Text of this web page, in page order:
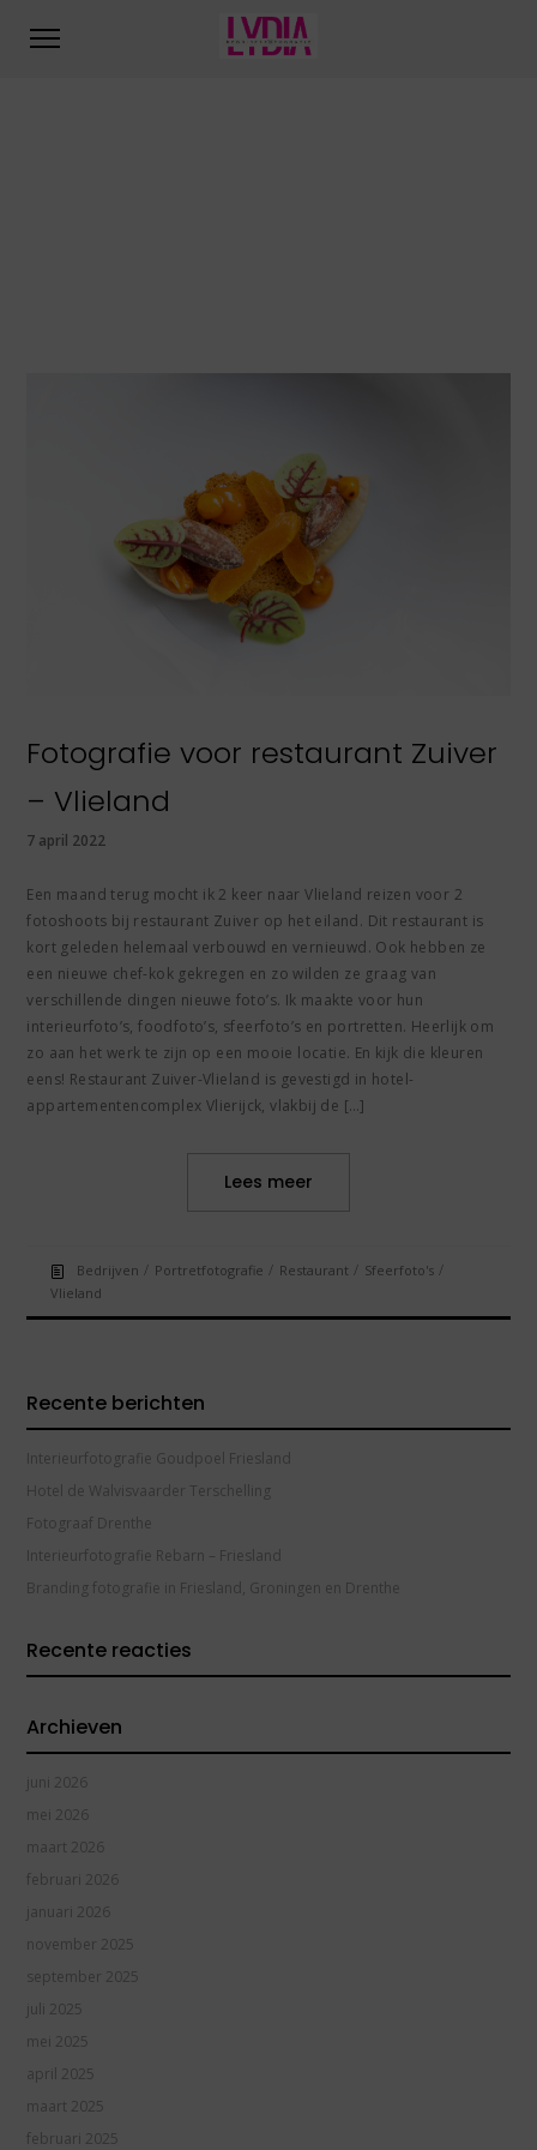
Fotografie voor restaurant Zuiver
– Vlieland
7 april 2022
Een maand terug mocht ik 2 keer naar Vlieland reizen voor 2
fotoshoots bij restaurant Zuiver op het eiland. Dit restaurant is
kort geleden helemaal verbouwd en vernieuwd. Ook hebben ze
een nieuwe chef-kok gekregen en zo wilden ze graag van
verschillende dingen nieuwe foto’s. Ik maakte voor hun
interieurfoto’s, foodfoto’s, sfeerfoto’s en portretten. Heerlijk om
zo aan het werk te zijn op een mooie locatie. En kijk die kleuren
eens! Restaurant Zuiver-Vlieland is gevestigd in hotel-
appartementencomplex Vlierijck, vlakbij de […]
Lees meer
Bedrijven / Portretfotografie / Restaurant / Sfeerfoto's /
Vlieland
Recente berichten
Interieurfotografie Goudpoel Friesland
Hotel de Walvisvaarder Terschelling
Fotograaf Drenthe
Interieurfotografie Rebarn – Friesland
Branding fotografie in Friesland, Groningen en Drenthe
Recente reacties
Archieven
juni 2026
mei 2026
maart 2026
februari 2026
januari 2026
november 2025
september 2025
juli 2025
mei 2025
april 2025
maart 2025
februari 2025